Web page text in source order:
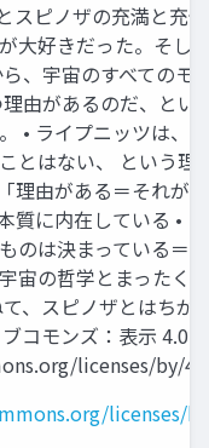
スピノザの充満と充
大好きだった。そし
、宇宙のすべてのモ
由があるのだ、とい
• ライプニッツは、
とはない、 という理
理由がある＝それが
質に内在している •
のは決まっている＝
宙の哲学とまったく
、スピノザとはちが
コモンズ：表示 4.0
licenses/by/
licenses/